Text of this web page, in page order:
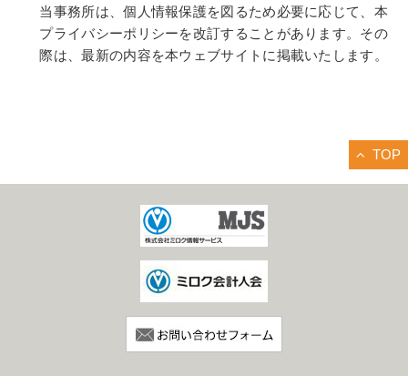
当事務所は、個人情報保護を図るため必要に応じて、本
プライバシーポリシーを改訂することがあります。その
際は、最新の内容を本ウェブサイトに掲載いたします。
TOP